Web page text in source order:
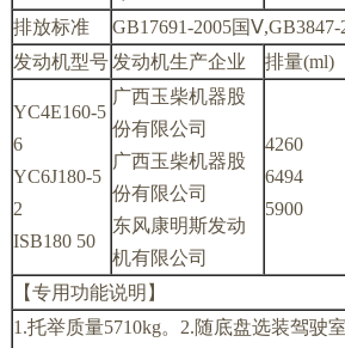
排放标准
GB17691-2005国Ⅴ,GB3847-
发动机型号 发动机生产企业 排量(ml)
YC4E160-5
6
YC6J180-5
2
ISB180 50
广西玉柴机器股
份有限公司
广西玉柴机器股
份有限公司
东风康明斯发动
机有限公司
4260
6494
5900
【专用功能说明】
1.托举质量5710kg。2.随底盘选装驾驶